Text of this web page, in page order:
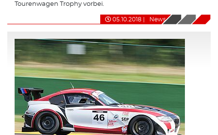
Tourenwagen Trophy vorbei.
05.10.2018 News